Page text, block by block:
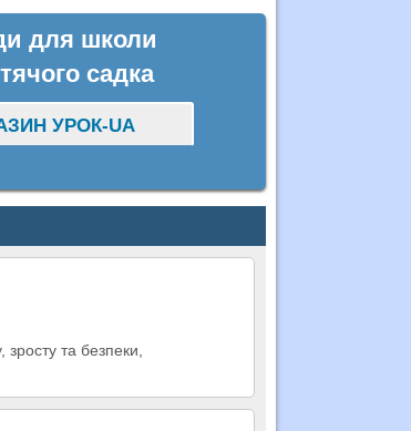
для школи
садка
УРОК-UA
та безпеки,